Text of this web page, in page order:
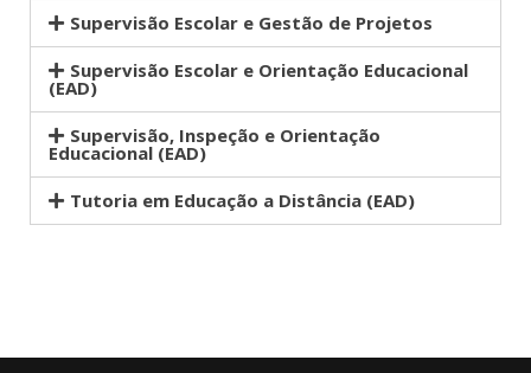
Supervisão Escolar e Gestão de Projetos
Supervisão Escolar e Orientação Educacional
(EAD)
Supervisão, Inspeção e Orientação
Educacional (EAD)
Tutoria em Educação a Distância (EAD)